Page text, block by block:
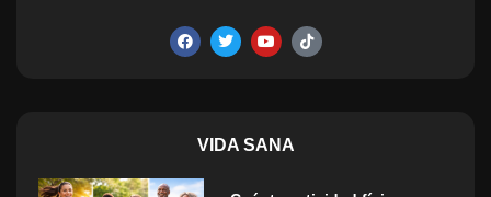
VIDA SANA